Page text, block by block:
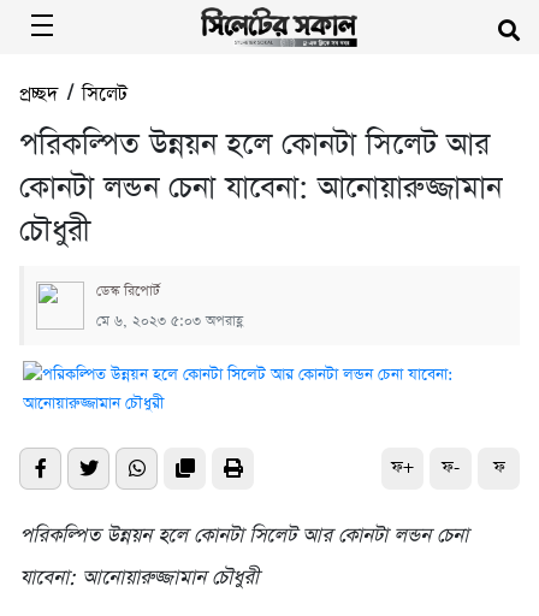
প্রচ্ছদ/সিলেট
পরিকল্পিত উন্নয়ন হলে কোনটা সিলেট আর
কোনটা লন্ডন চেনা যাবেনা: আনোয়ারুজ্জামান
চৌধুরী
ডেস্ক রিপোর্ট
মে ৬, ২০২৩ ৫:০৩ অপরাহ্ণ
ফ+ ফ- ফ
পরিকল্পিত উন্নয়ন হলে কোনটা সিলেট আর কোনটা লন্ডন চেনা
যাবেনা: আনোয়ারুজ্জামান চৌধুরী